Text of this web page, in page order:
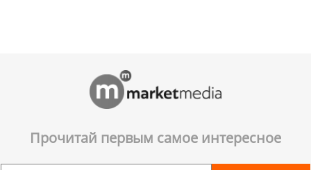
Прочитай первым самое интересное